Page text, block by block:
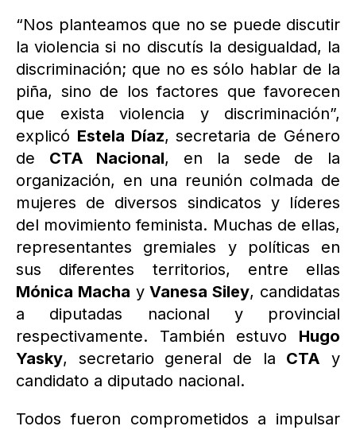
“Nos planteamos que no se puede discutir
la violencia si no discutís la desigualdad, la
discriminación; que no es sólo hablar de la
piña, sino de los factores que favorecen
que exista violencia y discriminación”,
explicó Estela Díaz, secretaria de Género
de CTA Nacional, en la sede de la
organización, en una reunión colmada de
mujeres de diversos sindicatos y líderes
del movimiento feminista. Muchas de ellas,
representantes gremiales y políticas en
sus diferentes territorios, entre ellas
Mónica Macha yVanesa Siley, candidatas
a diputadas nacional y provincial
respectivamente. También estuvo Hugo
Yasky, secretario general de la CTA y
candidato a diputado nacional.
Todos fueron comprometidos a impulsar